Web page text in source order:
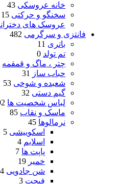
خانه عروسکی 43
سخنگو و حرکتی 15
عروسک های دخترانه 133
فانتزی و سرگرمی 482
باتری
11
تم تولد 0
چتر ، ماگ و قمقمه 28
حباب ساز 31
شعبده و شوخی 53
گیم دستی 32
لباس شخصیت ها 192
ماسک و نقاب 85
نرمالوها 45
اسکوییشی 5
اسلایم
4
پاپت ها 7
خمیر
19
شن جادویی 4
فیجت 3